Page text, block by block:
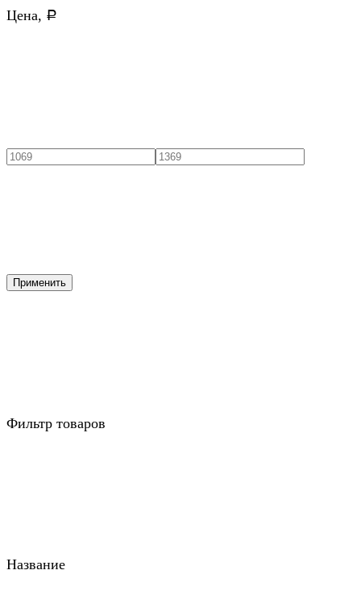
Цена, Р
Применить
Фильтр товаров
Название